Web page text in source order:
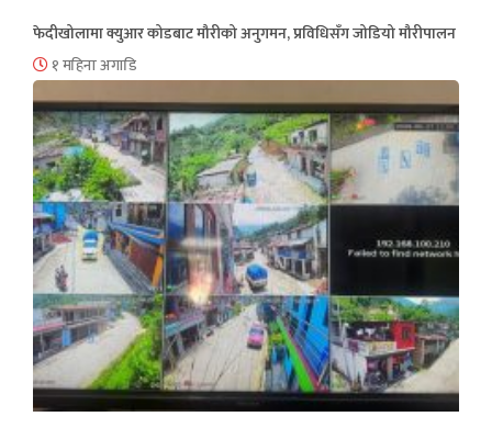
फेदीखोलामा क्युआर कोडबाट मौरीको अनुगमन, प्रविधिसँग जोडियो मौरीपालन
१ महिना अगाडि